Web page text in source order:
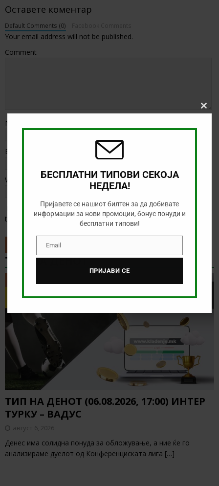
Оставете коментар
Default Comments (0)
Your email address will not be published.
Comment
Name
Email
Website
Save my name, email, and website in this browser for the next
time I comment.
ТИП НА ДЕНОТ
ТИП НА ДЕНОТ (06.08.2026, 17:00) ИНТЕР
ТУРКУ – ВАДУС
август 6, 2026
Денес има солидна понуда за обложување, а ние ќе го
анализираме дуелот од Конференциската лига […]
Close
БЕСПЛАТНИ ТИПОВИ СЕКОЈА
НЕДЕЛА!
Пријавете се нашиот билтен за да добивате
информации за нови промоции, бонус понуди и
бесплатни типови!
EmailEmail
ПРИЈАВИ СЕ